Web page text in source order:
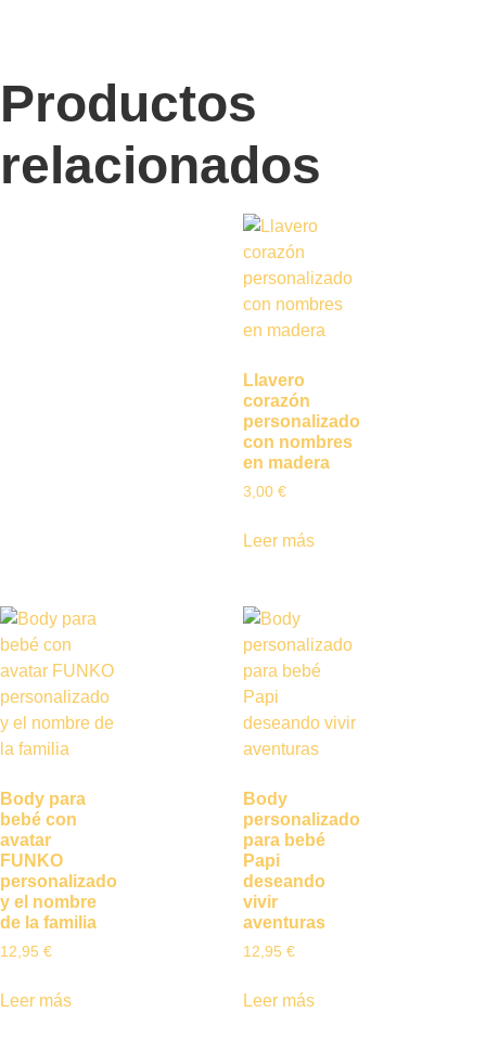
Productos
relacionados
Llavero
corazón
personalizado
con nombres
en madera
3,00 €
Leer más
Body para
bebé con
avatar
FUNKO
personalizado
y el nombre
de la familia
12,95 €
Leer más
Body
personalizado
para bebé
Papi
deseando
vivir
aventuras
12,95 €
Leer más